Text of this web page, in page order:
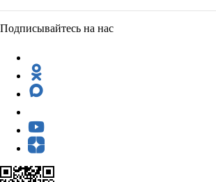
Подписывайтесь на нас